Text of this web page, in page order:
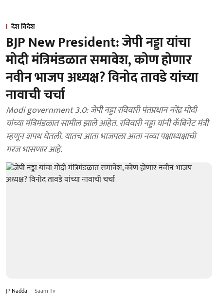
देश विदेश
BJP New President: जेपी नड्डा यांचा
मोदी मंत्रिमंडळात समावेश, कोण होणार
नवीन भाजप अध्यक्ष? विनोद तावडे यांच्या
नावाची चर्चा
Modi government 3.0: जेपी नड्डा रविवारी पंतप्रधान नरेंद्र मोदी
यांच्या मंत्रिमंडळात सामील झाले आहेत. रविवारी नड्डा यांनी कॅबिनेट मंत्री
म्हणून शपथ घेतली. यातच आता भाजपला आता नव्या पक्षाध्यक्षाची
गरज भासणार आहे.
JP Nadda Saam Tv